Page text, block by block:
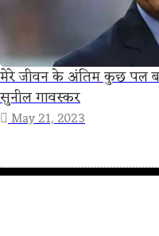
मेरे जीवन के अंतिम कुछ पल
सुनील गावस्कर
May 21, 2023